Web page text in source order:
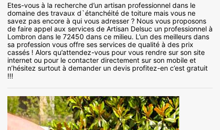
Etes-vous à la recherche d’un artisan professionnel dans le
domaine des travaux d`étanchéité de toiture mais vous ne
savez pas encore à qui vous adresser ? Nous vous proposons
de faire appel aux services de Artisan Delsuc un professionnel à
Lombron dans le 72450 dans ce milieu. L’un des meilleurs dans
sa profession vous offre ses services de qualité à des prix
cassés ! Alors qu’attendez-vous pour vous rendre sur son site
internet ou pour le contacter directement sur son mobile et
n’hésitez surtout à demander un devis profitez-en c’est gratuit
!!!